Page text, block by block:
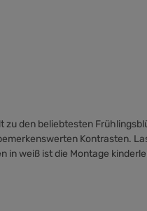
den beliebtesten
Kontrasten.
in weiß ist die Montage